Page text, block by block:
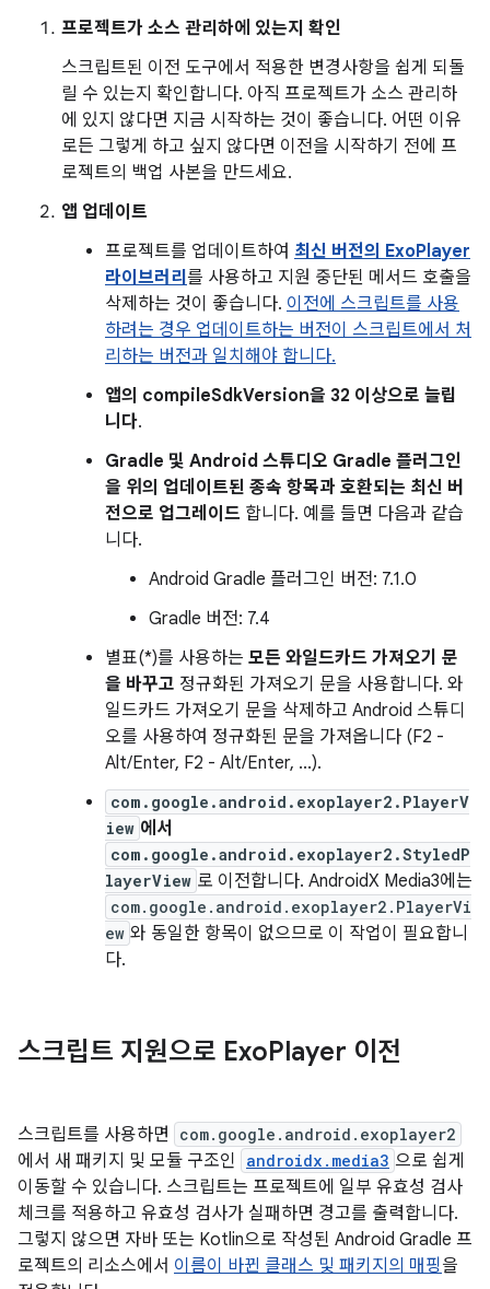
프로젝트가 소스 관리하에 있는지 확인
스크립트된 이전 도구에서 적용한 변경사항을 쉽게 되돌
릴 수 있는지 확인합니다. 아직 프로젝트가 소스 관리하
에 있지 않다면 지금 시작하는 것이 좋습니다. 어떤 이유
로든 그렇게 하고 싶지 않다면 이전을 시작하기 전에 프
로젝트의 백업 사본을 만드세요.
앱 업데이트
프로젝트를 업데이트하여 최신 버전의 ExoPlayer
라이브러리 를 사용하고 지원 중단된 메서드 호출을
삭제하는 것이 좋습니다. 이전에 스크립트를 사용
하려는 경우 업데이트하는 버전이 스크립트에서 처
리하는 버전과 일치해야 합니다.
앱의 compileSdkVersion을 32 이상으로 늘립
니다.
Gradle 및 Android 스튜디오 Gradle 플러그인
을 위의 업데이트된 종속 항목과 호환되는 최신 버
전으로 업그레이드 합니다. 예를 들면 다음과 같습
니다.
Android Gradle 플러그인 버전: 7.1.0
Gradle 버전: 7.4
별표(*)를 사용하는 모든 와일드카드 가져오기 문
을 바꾸고 정규화된 가져오기 문을 사용합니다. 와
일드카드 가져오기 문을 삭제하고 Android 스튜디
오를 사용하여 정규화된 문을 가져옵니다 (F2 -
Alt/Enter, F2 - Alt/Enter, ...).
com.google.android.exoplayer2.PlayerV
iew 에서
com.google.android.exoplayer2.StyledP
layerView 로 이전합니다. AndroidX Media3에는
com.google.android.exoplayer2.PlayerVi
ew 와 동일한 항목이 없으므로 이 작업이 필요합니
다.
스크립트 지원으로 ExoPlayer 이전
스크립트를 사용하면 com.google.android.exoplayer2
에서 새 패키지 및 모듈 구조인 androidx.media3 으로 쉽게
이동할 수 있습니다. 스크립트는 프로젝트에 일부 유효성 검사
체크를 적용하고 유효성 검사가 실패하면 경고를 출력합니다.
그렇지 않으면 자바 또는 Kotlin으로 작성된 Android Gradle 프
로젝트의 리소스에서 이름이 바뀐 클래스 및 패키지의 매핑을